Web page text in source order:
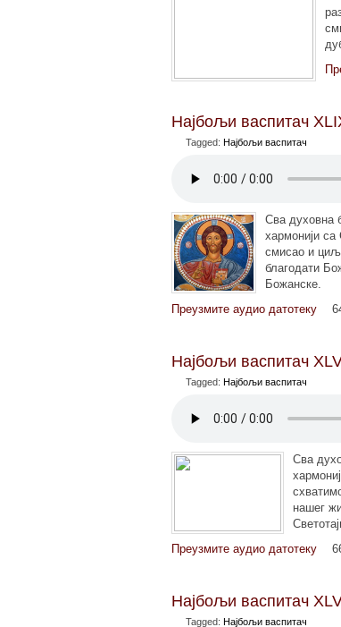
Најбољи васпитач
Tagged: Најбољи васпитач
Сва духовна
хармонији
смисао и
благодати
Божанске.
Преузмите аудио датотеку
Најбољи васпитач
Tagged: Најбољи васпитач
Сва
нашег
Преузмите аудио датотеку
Најбољи васпитач
Tagged: Најбољи васпитач